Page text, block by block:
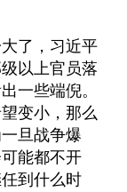
了，习近平
以上官员落
一些端倪。
变小，那么
旦战争爆
能都不开
到什么时